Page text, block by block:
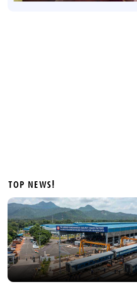
Police Stories
15 വയസുകാരനെ കാറിടിച്ച്
പ്രിയരഞ്ജന്‍റെ ശിക്ഷ സുപ്രീം
11 hours ago
TOP NEWS!